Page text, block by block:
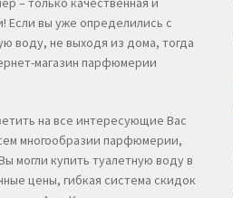
Если вы уже определились с
воду, не выходя из дома, тогда
магазин парфюмерии
на все интересующие Вас
многообразии парфюмерии,
могли купить туалетную воду в
цены, гибкая система скидок